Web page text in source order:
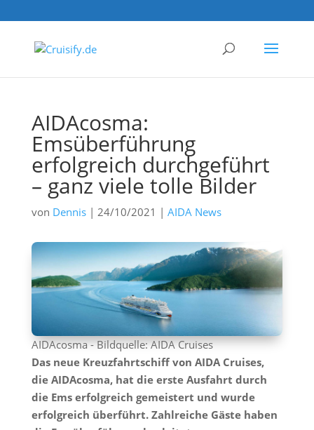
AIDAcosma:
Emsüberführung
erfolgreich durchgeführt
– ganz viele tolle Bilder
von Dennis| 24/10/2021 | AIDA News
AIDAcosma - Bildquelle: AIDA Cruises
Das neue Kreuzfahrtschiff von AIDA Cruises,
die AIDAcosma, hat die erste Ausfahrt durch
die Ems erfolgreich gemeistert und wurde
erfolgreich überführt. Zahlreiche Gäste haben